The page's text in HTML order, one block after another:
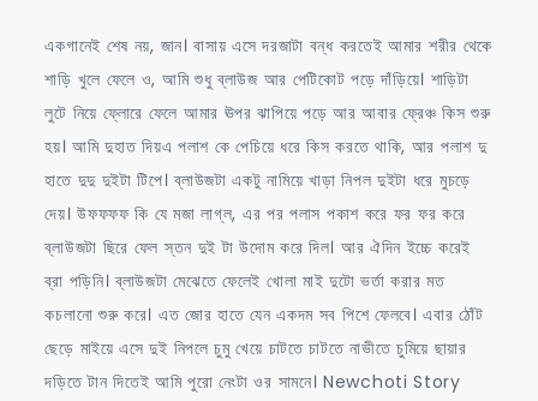
একগানেই শেষ নয়, জান। বাসায় এসে দরজাটা বন্ধ করতেই আমার শরীর থেকে
শাড়ি খুলে ফেলে ও, আমি শুধু ব্লাউজ আর পেটিকোট পড়ে দাঁড়িয়ে। শাড়িটা
লুটে নিয়ে ফ্লোরে ফেলে আমার ঊপর ঝাপিয়ে পড়ে আর আবার ফ্রেঞ্চ কিস শুরু
হয়। আমি দুহাত দিয়এ পলাশ কে পেচিয়ে ধরে কিস করতে থাকি, আর পলাশ দু
হাতে দুদু দুইটা টিপে। ব্লাউজটা একটু নামিয়ে খাড়া নিপল দুইটা ধরে মুচড়ে
দেয়। উফফফফ কি যে মজা লাগ্ল, এর পর পলাস পকাশ করে ফর ফর করে
ব্লাউজটা ছিরে ফেল স্তন দুই টা উদোম করে দিল। আর ঐদিন ইচ্চে করেই
ব্রা পড়িনি। ব্লাউজটা মেঝেতে ফেলেই খোলা মাই দুটো ভর্তা করার মত
কচলানো শুরু করে। এত জোর হাতে যেন একদম সব পিশে ফেলবে। এবার ঠোঁট
ছেড়ে মাইয়ে এসে দুই নিপলে চুমু খেয়ে চাটতে চাটতে নাভীতে চুমিয়ে ছায়ার
দড়িতে টান দিতেই আমি পুরো নেংটা ওর সামনে। Newchoti Story